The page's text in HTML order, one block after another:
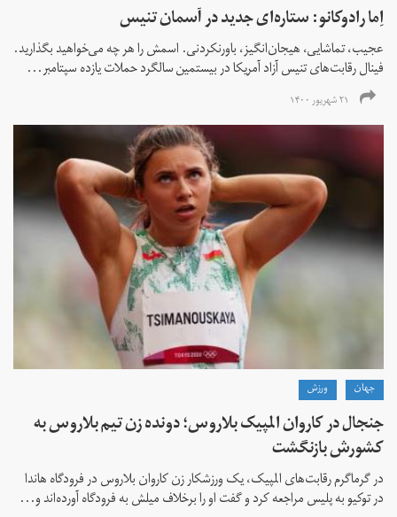
اِما رادوکانو: ستاره‌ای جدید در آسمان تنیس
عجیب، تماشایی، هیجان‌انگیز، باورنکردنی. اسمش را هر چه می‌خواهید بگذارید.
فینال رقابت‌های تنیس آزاد آمریکا در بیستمین سالگرد حملات یازده سپتامبر...
۲۱ شهریور ۱۴۰۰
جهان ورزش
جنجال در کاروان المپیک بلاروس؛ دونده زن تیم بلاروس به
کشورش بازنگشت
در گرماگرم رقابت‌های المپیک، یک ورزشکار زن کاروان بلاروس در فرودگاه هاندا
در توکیو به پلیس مراجعه کرد و گفت او را برخلاف میلش به فرودگاه آورده‌اند و...